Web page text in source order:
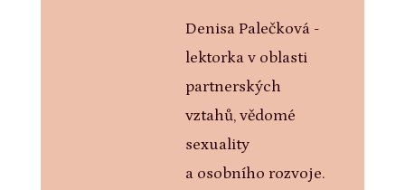
Denisa Palečková -
lektorka v oblasti
partnerských
vztahů, vědomé
sexuality
a osobního rozvoje.